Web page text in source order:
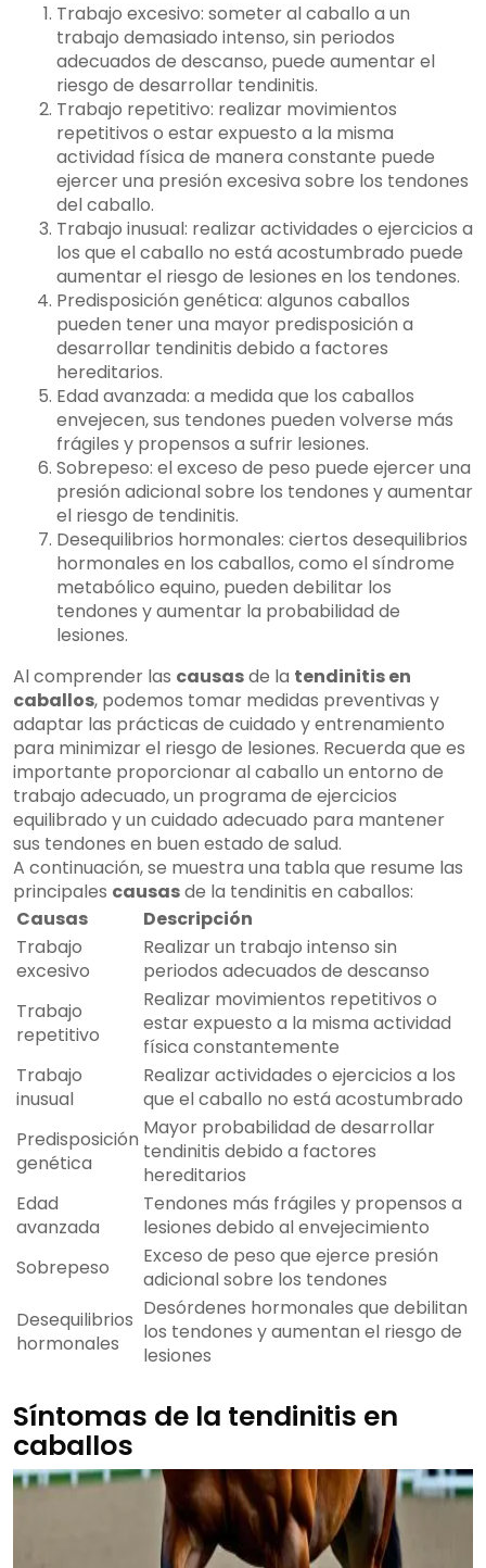
Trabajo excesivo: someter al caballo a un
trabajo demasiado intenso, sin periodos
adecuados de descanso, puede aumentar el
riesgo de desarrollar tendinitis.
Trabajo repetitivo: realizar movimientos
repetitivos o estar expuesto a la misma
actividad física de manera constante puede
ejercer una presión excesiva sobre los tendones
del caballo.
Trabajo inusual: realizar actividades o ejercicios a
los que el caballo no está acostumbrado puede
aumentar el riesgo de lesiones en los tendones.
Predisposición genética: algunos caballos
pueden tener una mayor predisposición a
desarrollar tendinitis debido a factores
hereditarios.
Edad avanzada: a medida que los caballos
envejecen, sus tendones pueden volverse más
frágiles y propensos a sufrir lesiones.
Sobrepeso: el exceso de peso puede ejercer una
presión adicional sobre los tendones y aumentar
el riesgo de tendinitis.
Desequilibrios hormonales: ciertos desequilibrios
hormonales en los caballos, como el síndrome
metabólico equino, pueden debilitar los
tendones y aumentar la probabilidad de
lesiones.
Al comprender las causasde la tendinitis en
caballos, podemos tomar medidas preventivas y
adaptar las prácticas de cuidado y entrenamiento
para minimizar el riesgo de lesiones. Recuerda que es
importante proporcionar al caballo un entorno de
trabajo adecuado, un programa de ejercicios
equilibrado y un cuidado adecuado para mantener
sus tendones en buen estado de salud.
A continuación, se muestra una tabla que resume las
principales causasde la tendinitis en caballos:
Causas
Descripción
Trabajo
excesivo
Realizar un trabajo intenso sin
periodos adecuados de descanso
Trabajo
repetitivo
Realizar movimientos repetitivos o
estar expuesto a la misma actividad
física constantemente
Trabajo
inusual
Realizar actividades o ejercicios a los
que el caballo no está acostumbrado
Predisposición
genética
Mayor probabilidad de desarrollar
tendinitis debido a factores
hereditarios
Edad
avanzada
Tendones más frágiles y propensos a
lesiones debido al envejecimiento
Sobrepeso
Exceso de peso que ejerce presión
adicional sobre los tendones
Desequilibrios
hormonales
Desórdenes hormonales que debilitan
los tendones y aumentan el riesgo de
lesiones
Síntomas de la tendinitis en
caballos